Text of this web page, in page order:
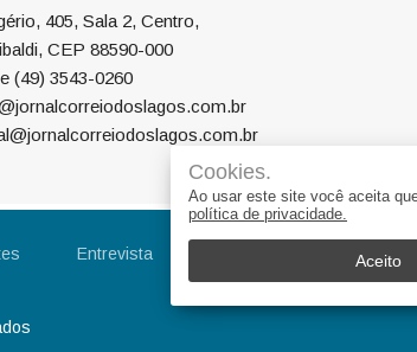
405, Sala 2, Centro,
CEP 88590-000
(49) 3543-0260
Entrevista
Educação
Cookies.
Ao usar este site você aceita
política de privacidade.
Aceito